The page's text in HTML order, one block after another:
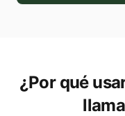
¿Por qué